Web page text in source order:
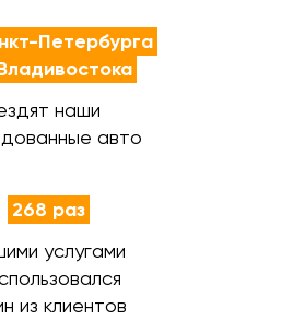
Петербурга
наши
авто
268 раз
услугами
из клиентов